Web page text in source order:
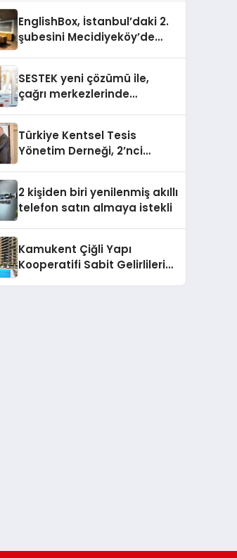
EnglishBox, İstanbul’daki 2.
şubesini Mecidiyeköy’de
SESTEK yeni çözümü ile,
çağrı merkezlerinde
Türkiye Kentsel Tesis
Yönetim Derneği, 2’nci
2 kişiden biri yenilenmiş akıllı
telefon satın almaya istekli
Kamukent Çiğli Yapı
Kooperatifi Sabit Gelirlileri